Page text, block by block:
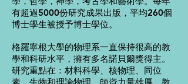
有超過5000份研究成果出版，平均260個
博士學生被授予博士學位。
格羅寧根大學的物理系一直保持很高的教
學和科研水平，擁有多名諾貝爾獎得主。
研究重點在：材料科學、核物理、同位